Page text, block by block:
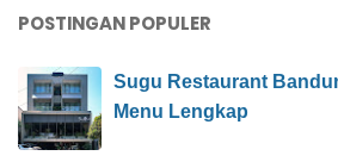
POSTINGAN POPULER
Sugu Restaurant
Menu Lengkap